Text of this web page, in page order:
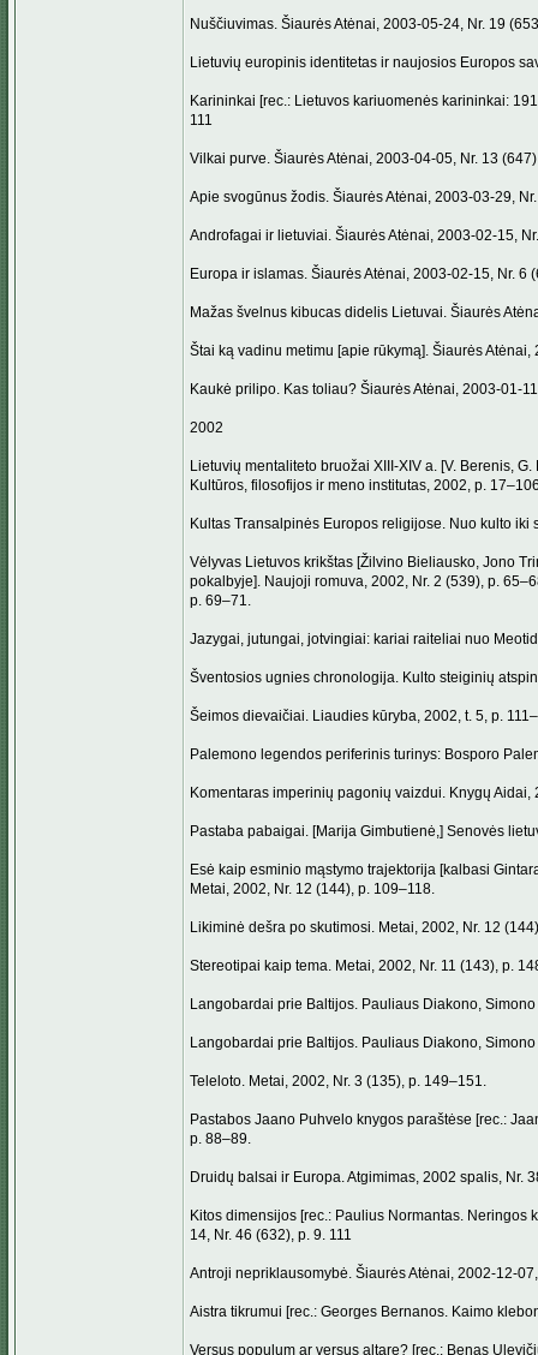
Nuščiuvimas. Šiaurės Atėnai, 2003-05-24, Nr. 19
Lietuvių europinis identitetas ir naujosios Europos
Karininkai [rec.: Lietuvos kariuomenės karininkai:
111
Vilkai purve. Šiaurės Atėnai, 2003-04-05, Nr. 13
Apie svogūnus žodis. Šiaurės Atėnai, 2003-03-29,
Androfagai ir lietuviai. Šiaurės Atėnai, 2003-02-15,
Europa ir islamas. Šiaurės Atėnai, 2003-02-15, Nr. 6
Mažas švelnus kibucas didelis Lietuvai. Šiaurės
Štai ką vadinu metimu [apie rūkymą]. Šiaurės Atėnai,
Kaukė prilipo. Kas toliau? Šiaurės Atėnai, 2003-01-
2002
Lietuvių mentaliteto bruožai XIII-XIV a. [V. Berenis,
Kultūros, filosofijos ir meno institutas, 2002, p.
Kultas Transalpinės Europos religijose. Nuo kulto
Vėlyvas Lietuvos krikštas [Žilvino Bieliausko, Jono
pokalbyje]. Naujoji romuva, 2002, Nr. 2 (539), p.
p. 69–71.
Jazygai, jutungai, jotvingiai: kariai raiteliai nuo
Šventosios ugnies chronologija. Kulto steiginių
Šeimos dievaičiai. Liaudies kūryba, 2002, t. 5, p.
Palemono legendos periferinis turinys: Bosporo
Komentaras imperinių pagonių vaizdui. Knygų
Pastaba pabaigai. [Marija Gimbutienė,] Senovės
Esė kaip esminio mąstymo trajektorija [kalbasi
Metai, 2002, Nr. 12 (144), p. 109–118.
Likiminė dešra po skutimosi. Metai, 2002, Nr. 12
Stereotipai kaip tema. Metai, 2002, Nr. 11 (143), p.
Langobardai prie Baltijos. Pauliaus Diakono,
Langobardai prie Baltijos. Pauliaus Diakono,
Teleloto. Metai, 2002, Nr. 3 (135), p. 149–151.
Pastabos Jaano Puhvelo knygos paraštėse [rec.:
p. 88–89.
Druidų balsai ir Europa. Atgimimas, 2002 spalis, Nr.
Kitos dimensijos [rec.: Paulius Normantas.
14, Nr. 46 (632), p. 9. 111
Antroji nepriklausomybė. Šiaurės Atėnai, 2002-12-
Aistra tikrumui [rec.: Georges Bernanos. Kaimo
Versus populum ar versus altare? [rec.: Benas